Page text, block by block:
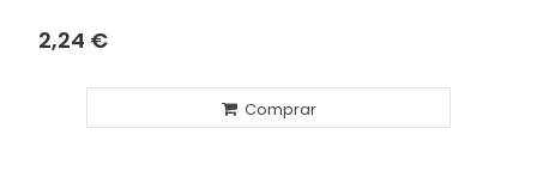
2,24 €
Comprar